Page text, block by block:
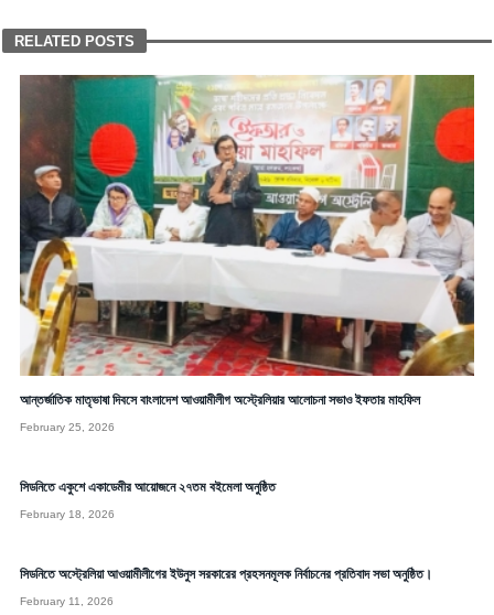
RELATED POSTS
আন্তর্জাতিক মাতৃভাষা দিবসে বাংলাদেশ আওয়ামীলীগ অস্ট্রেলিয়ার আলোচনা সভাও ইফতার মাহফিল
February 25, 2026
সিডনিতে একুশে একাডেমীর আয়োজনে ২৭তম বইমেলা অনুষ্ঠিত
February 18, 2026
সিডনিতে অস্ট্রেলিয়া আওয়ামীলীগের ইউনুস সরকারের প্রহসনমূলক নির্বাচনের প্রতিবাদ সভা অনুষ্ঠিত।
February 11, 2026